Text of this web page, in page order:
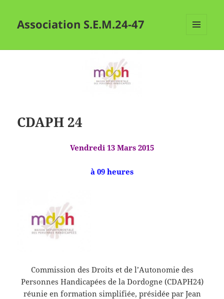
Association S.E.M.24-47
CDAPH 24
Vendredi 13 Mars 2015
à 09 heures
Commission des Droits et de l’Autonomie des
Personnes Handicapées de la Dordogne (CDAPH24)
réunie en formation simplifiée, présidée par Jean